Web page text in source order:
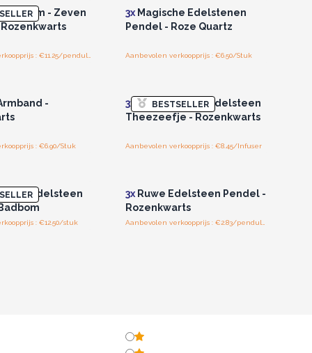
- Zeven
3x Magische Edelstenen
Pendel - Roze Quartz
Aanbevolen verkoopprijs : €6.50/Stuk
-
: €6.90/Stuk
BESTSELLER
3x
Rauwe Kristal Edelsteen
Theezeefje - Rozenkwarts
Aanbevolen verkoopprijs : €8.45/Infuser
Edelsteen
: €12.50/stuk
3x Ruwe Edelsteen Pendel -
Rozenkwarts